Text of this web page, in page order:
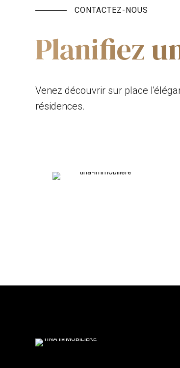
CONTACTEZ-NOUS
Planifiez
Venez découvrir sur place
résidences.